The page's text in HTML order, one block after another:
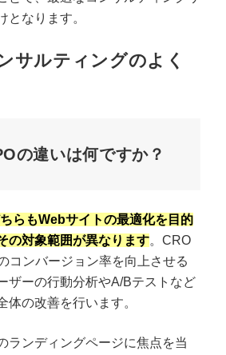
となります。
サルティングのよく
の違いは何ですか？
らもWebサイトの最適化を目的
の対象範囲が異なります。CRO
コンバージョン率を向上させる
ザーの行動分析やA/Bテストなど
体の改善を行います。
ランディングページに焦点を当